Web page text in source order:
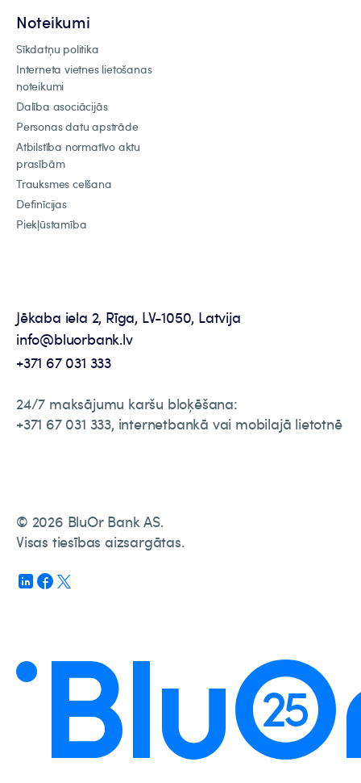
Noteikumi
Sīkdatņu politika
Interneta vietnes lietošanas
noteikumi
Dalība asociācijās
Personas datu apstrāde
Atbilstība normatīvo aktu
prasībām
Trauksmes celšana
Definīcijas
Piekļūstamība
Jēkaba iela 2, Rīga, LV-1050, Latvija
info@bluorbank.lv
+371 67 031 333
24/7 maksājumu karšu bloķēšana:
+371 67 031 333, internetbankā vai mobilajā lietotnē
© 2026 BluOr Bank AS.
Visas tiesības aizsargātas.